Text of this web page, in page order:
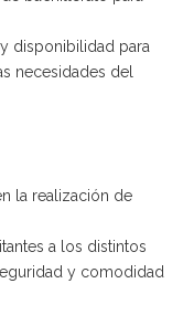
disponibilidad para
necesidades del
la realización de
a los distintos
y comodidad